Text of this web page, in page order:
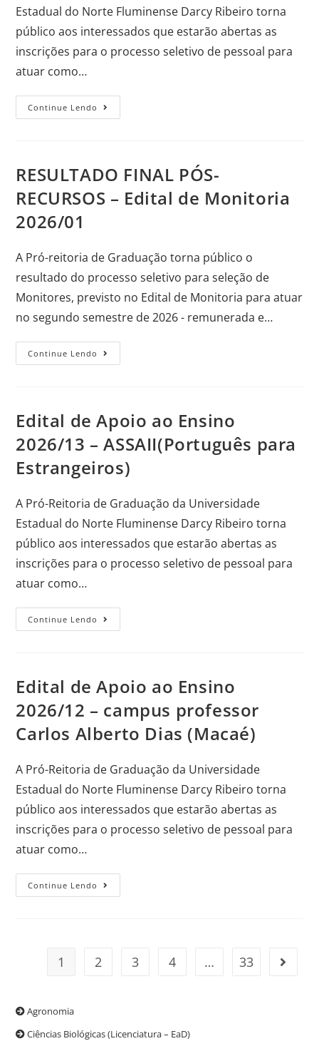
Estadual do Norte Fluminense Darcy Ribeiro torna
público aos interessados que estarão abertas as
inscrições para o processo seletivo de pessoal para
atuar como…
Continue Lendo
RESULTADO FINAL PÓS-
RECURSOS – Edital de Monitoria
2026/01
A Pró-reitoria de Graduação torna público o
resultado do processo seletivo para seleção de
Monitores, previsto no Edital de Monitoria para atuar
no segundo semestre de 2026 - remunerada e…
Continue Lendo
Edital de Apoio ao Ensino
2026/13 – ASSAII(Português para
Estrangeiros)
A Pró-Reitoria de Graduação da Universidade
Estadual do Norte Fluminense Darcy Ribeiro torna
público aos interessados que estarão abertas as
inscrições para o processo seletivo de pessoal para
atuar como…
Continue Lendo
Edital de Apoio ao Ensino
2026/12 – campus professor
Carlos Alberto Dias (Macaé)
A Pró-Reitoria de Graduação da Universidade
Estadual do Norte Fluminense Darcy Ribeiro torna
público aos interessados que estarão abertas as
inscrições para o processo seletivo de pessoal para
atuar como…
Continue Lendo
1 2 3 4 … 33
Agrono­mia
Ciências Biológicas (Licenciatura – EaD)